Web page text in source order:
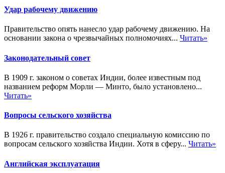
Удар рабочему движению
Правительство опять нанесло удар рабочему движению. На
основании закона о чрезвычайных полномочиях... Читать»
Законодательный совет
В 1909 г. законом о советах Индии, более известным под
названием реформ Морли — Минто, было установлено...
Читать»
Вопросы сельского хозяйства
В 1926 г. правительство создало специальную комиссию по
вопросам сельского хозяйства Индии. Хотя в сферу... Читать»
Английская эксплуатация